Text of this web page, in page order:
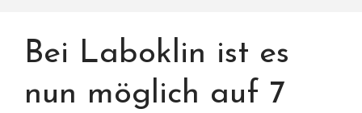
Über mich
Hundevermittlung
Kontakt
Bei Laboklin ist es
nun möglich auf 7